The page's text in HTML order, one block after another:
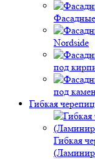
Nordside
под
под
Гибкая
Гибкая